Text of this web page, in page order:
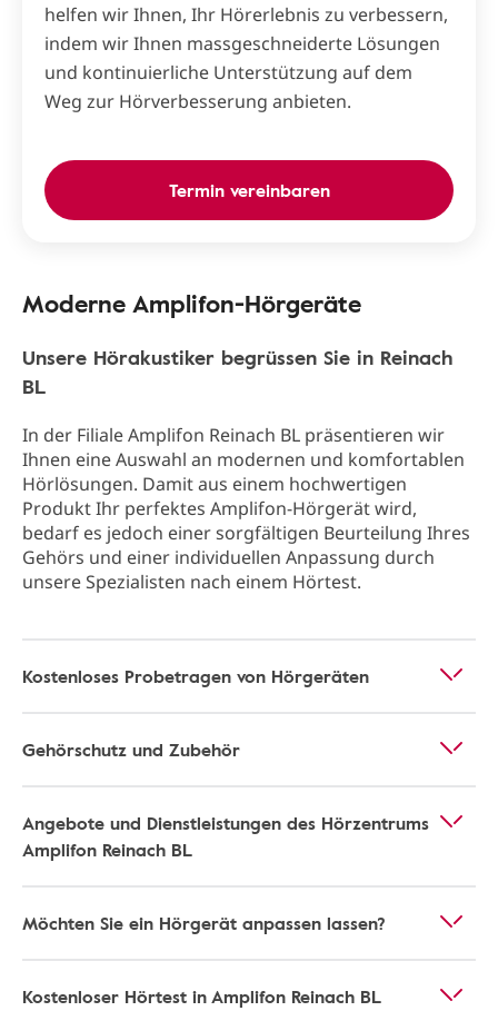
helfen wir Ihnen, Ihr Hörerlebnis zu verbessern,
indem wir Ihnen massgeschneiderte Lösungen
und kontinuierliche Unterstützung auf dem
Weg zur Hörverbesserung anbieten.
Termin vereinbaren
Moderne Amplifon-Hörgeräte
Unsere Hörakustiker begrüssen Sie in Reinach
BL
In der Filiale Amplifon Reinach BL präsentieren wir
Ihnen eine Auswahl an modernen und komfortablen
Hörlösungen. Damit aus einem hochwertigen
Produkt Ihr perfektes Amplifon-Hörgerät wird,
bedarf es jedoch einer sorgfältigen Beurteilung Ihres
Gehörs und einer individuellen Anpassung durch
unsere Spezialisten nach einem Hörtest.
Kostenloses Probetragen von Hörgeräten
Gehörschutz und Zubehör
Angebote und Dienstleistungen des Hörzentrums
Amplifon Reinach BL
Möchten Sie ein Hörgerät anpassen lassen?
Kostenloser Hörtest in Amplifon Reinach BL